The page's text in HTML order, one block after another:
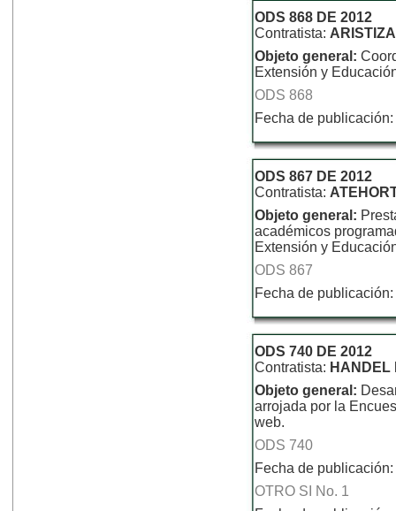
ODS 868 DE 2012
Contratista:
Objeto general:
Extensión y
ODS 868
Fecha de
ODS 867 DE 2012
Contratista:
Objeto general:
académicos
Extensión y
ODS 867
Fecha de
ODS 740 DE 2012
Contratista: HANDEL
Objeto general:
arrojada por la
web.
ODS 740
Fecha de
OTRO SI No. 1